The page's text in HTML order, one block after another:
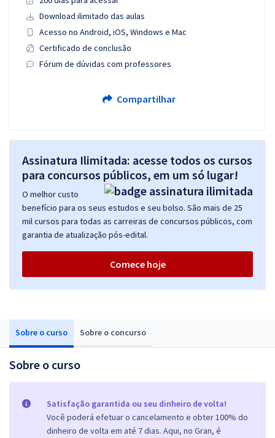
Sobre o curso Sobre o concurso
Sobre o curso
Satisfação garantida ou seu dinheiro de volta!
Você poderá efetuar o cancelamento e obter 100% do
dinheiro de volta em até 7 dias. Aqui, no Gran, é
Download ilimitado das aulas
Acesso no Android, iOS, Windows e Mac
Certificado de conclusão
Fórum de dúvidas com professores
Compartilhar
Assinatura Ilimitada: acesse todos os cursos
para concursos públicos, em um só lugar!
O melhor custo
benefício para os seus estudos e seu bolso. São mais de 25
mil cursos para todas as carreiras de concursos públicos, com
garantia de atualização pós-edital.
Comece hoje